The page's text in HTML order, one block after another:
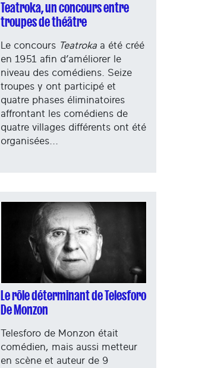
Teatroka, un concours entre
troupes de théâtre
Le concours Teatrokaa été créé
en 1951 afin d’améliorer le
niveau des comédiens. Seize
troupes y ont participé et
quatre phases éliminatoires
affrontant les comédiens de
quatre villages différents ont été
organisées...
Le rôle déterminant de Telesforo
De Monzon
Telesforo de Monzon était
comédien, mais aussi metteur
en scène et auteur de 9